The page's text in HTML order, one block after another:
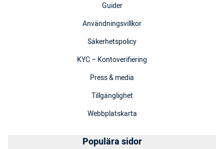
Guider
Användningsvillkor
Säkerhetspolicy
KYC – Kontoverifiering
Press & media
Tillgänglighet
Webbplatskarta
Populära sidor